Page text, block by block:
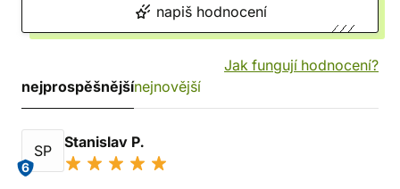
napiš hodnocení
Jak fungují hodnocení?
nejprospěšnějšínejnovější
SP
6
Stanislav P.